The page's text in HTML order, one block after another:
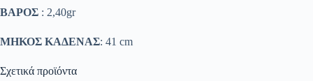
ΒΑΡΟΣ : 2,40gr
ΜΗΚΟΣ ΚΑΔΕΝΑΣ: 41 cm
Σχετικά προϊόντα